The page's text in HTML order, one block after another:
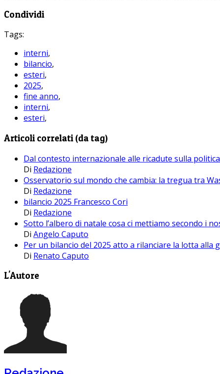
Condividi
Tags:
interni,
bilancio,
esteri,
2025,
fine anno,
interni,
esteri,
Articoli correlati (da tag)
Dal contesto internazionale alle ricadute sulla
Di Redazione
Osservatorio sul mondo che cambia: la tregua tra
Di Redazione
bilancio 2025 Francesco Cori
Di Redazione
Sotto l’albero di natale cosa ci mettiamo secondo i
Di Angelo Caputo
Per un bilancio del 2025 atto a rilanciare la lotta
Di Renato Caputo
L'Autore